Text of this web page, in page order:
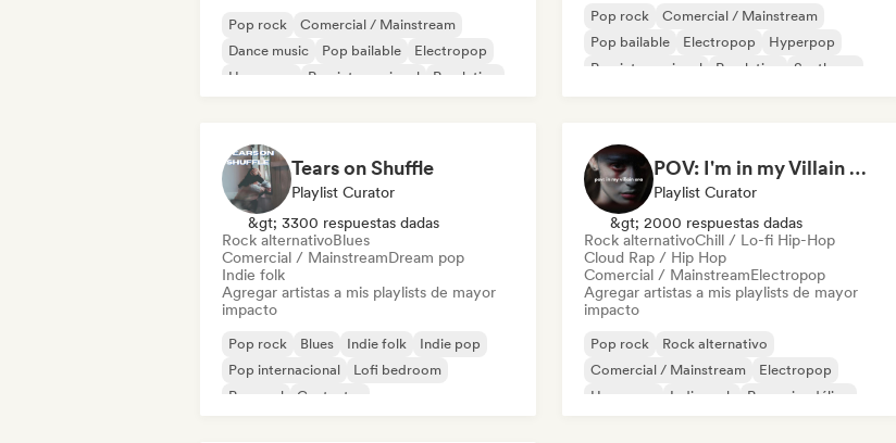
Pop rock
Comercial / Mainstream
Dance music
Pop bailable
Electropop
Hyperpop
Pop internacional Pop latino
Pop rock
Comercial / Mainstream
Pop bailable
Electropop
Hyperpop
Pop internacional
Pop latino Synthpop
Tears on Shuffle
Playlist Curator
&gt; 3300 respuestas dadas
Rock alternativoBlues
Comercial / MainstreamDream pop
Indie folk
Agregar artistas a mis playlists de mayor
impacto
Pop rock Blues Indie folk
Indie pop
Pop internacional
Lofi bedroom
Pop soul
Cantautor
POV: I'm in my Villain Era
Playlist Curator
&gt; 2000 respuestas dadas
Rock alternativoChill / Lo-fi Hip-Hop
Cloud Rap / Hip Hop
Comercial / MainstreamElectropop
Agregar artistas a mis playlists de mayor
impacto
Pop rock
Rock alternativo
Comercial / Mainstream
Electropop
Hyperpop
Indie rock
Pop psicodélico